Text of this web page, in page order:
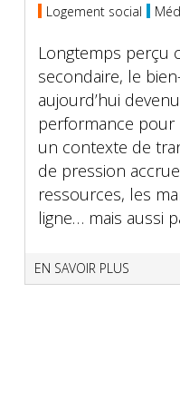
Logement social
Longtemps perçu
secondaire, le
aujourd’hui
performance pour
un contexte de
de pression
ressources, les
ligne… mais aussi
EN SAVOIR PLUS